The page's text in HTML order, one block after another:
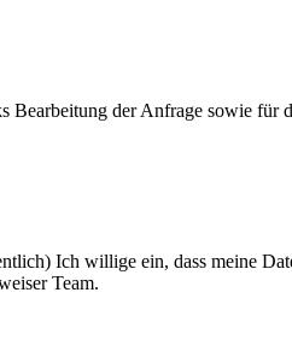
der Anfrage sowie für
Ich willige ein, dass meine
Team.